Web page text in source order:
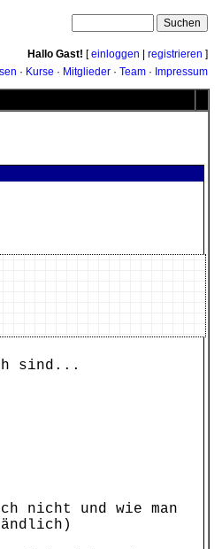
Hallo Gast! [einloggen registrieren ]
· Kurse · Mitglieder · Team · Impressum
sind...
nicht und wie man